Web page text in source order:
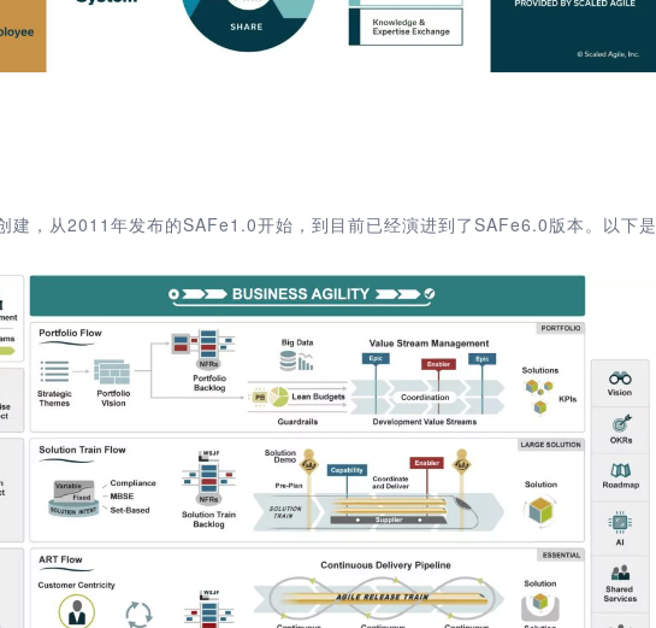
，从2011年发布的SAFe1.0开始，到目前已经演进到了SAFe6.0版本。以下是